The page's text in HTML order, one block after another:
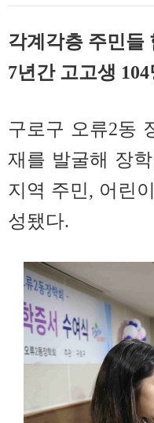
각계각층 주민들
7년간 고고생
구로구 오류2동
재를 발굴해 장
지역 주민, 어린
성됐다.